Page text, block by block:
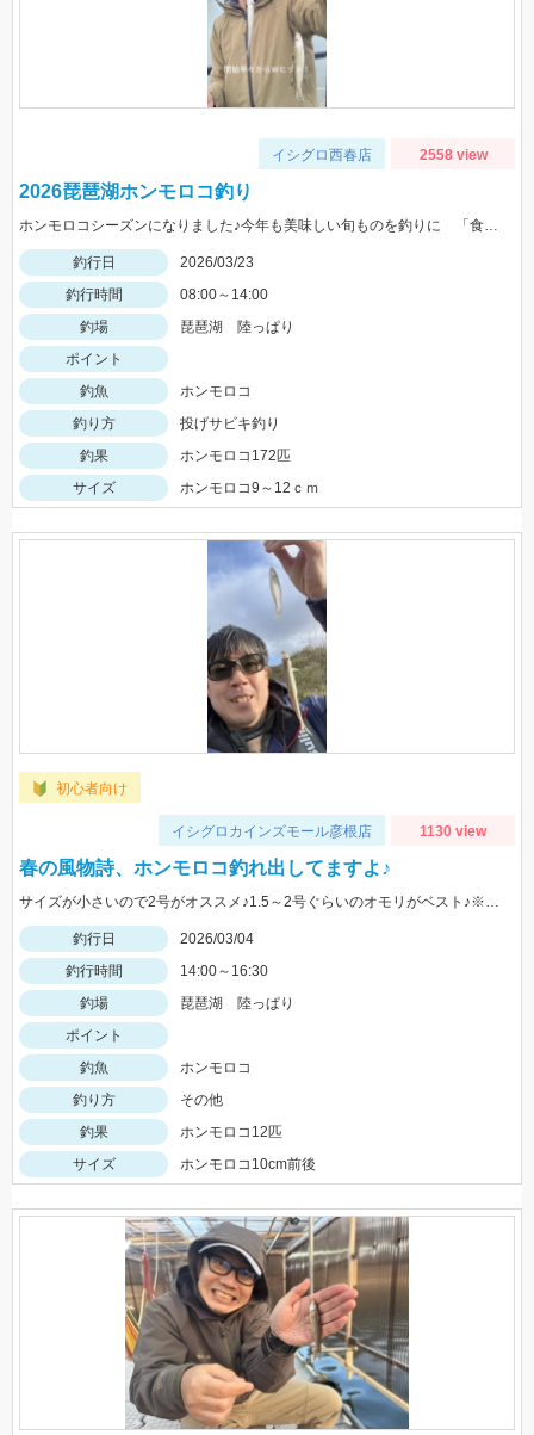
イシグロ西春店 2558 view
2026琵琶湖ホンモロコ釣り
ホンモロコシーズンになりました♪今年も美味しい旬ものを釣りに 「食」に楽しみたいと思います♪
釣行日
2026/03/23
釣行時間
08:00～14:00
釣場
琵琶湖 陸っぱり
ポイント
釣魚
ホンモロコ
釣り方
投げサビキ釣り
釣果
ホンモロコ172匹
サイズ
ホンモロコ9～12ｃｍ
初心者向け
イシグロカインズモール彦根店 1130 view
春の風物詩、ホンモロコ釣れ出してますよ♪
サイズが小さいので2号がオススメ♪1.5～2号ぐらいのオモリがベスト♪※駐車スペースなどご注意下さい
釣行日
2026/03/04
釣行時間
14:00～16:30
釣場
琵琶湖 陸っぱり
ポイント
釣魚
ホンモロコ
釣り方
その他
釣果
ホンモロコ12匹
サイズ
ホンモロコ10cm前後